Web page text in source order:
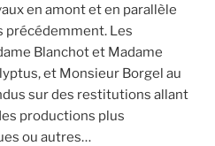
en amont et en parallèle
précédemment. Les
Blanchot et Madame
et Monsieur Borgel au
sur des restitutions allant
productions plus
ou autres…